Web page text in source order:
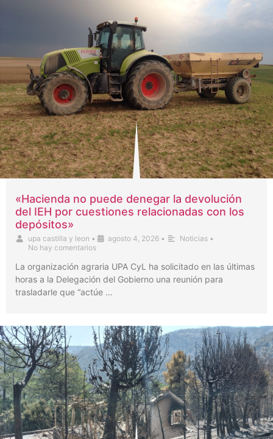
«Hacienda no puede denegar la devolución
del IEH por cuestiones relacionadas con los
depósitos»
upa castilla y leon • agosto 4, 2026 • Noticias •
No hay comentarios
La organización agraria UPA CyL ha solicitado en las últimas
horas a la Delegación del Gobierno una reunión para
trasladarle que “actúe …